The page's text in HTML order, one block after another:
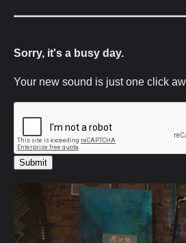
Sorry, it's a busy day.
Your new sound is just one click